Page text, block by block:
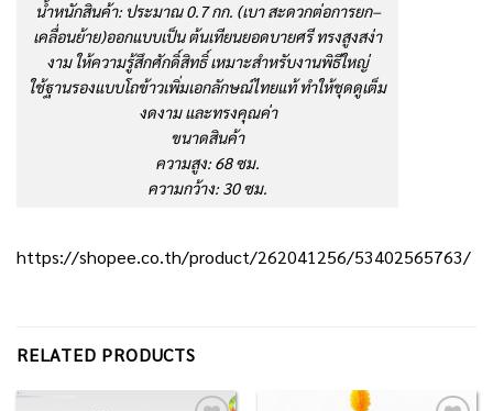
น้ำหนักสินค้า: ประมาณ 0.7 กก. (เบา สะดวกต่อการยก–
เคลื่อนย้าย)ออกแบบเป็น ต้นเทียนยอดบายศรี ทรงสูงสง่า
งาม ให้ความรู้สึกศักดิ์สิทธิ์ เหมาะสำหรับงานพิธีใหญ่
ใช้ฐานรองแบบโถข้าวเพิ่มเอกลักษณ์ไทยแท้ ทำให้ชุดดูเต็ม
งดงาม และทรงคุณค่า
ขนาดสินค้า
ความสูง: 68 ซม.
ความกว้าง: 30 ซม.
https://shopee.co.th/product/262041256/53402565763/
RELATED PRODUCTS